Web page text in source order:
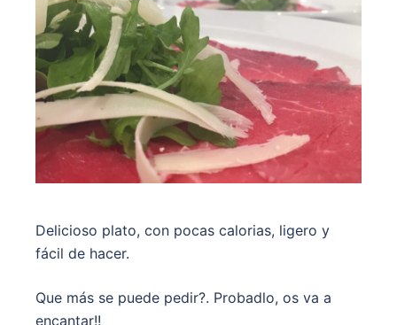
Delicioso plato, con pocas calorias, ligero y
fácil de hacer.
Que más se puede pedir?. Probadlo, os va a
encantar!!